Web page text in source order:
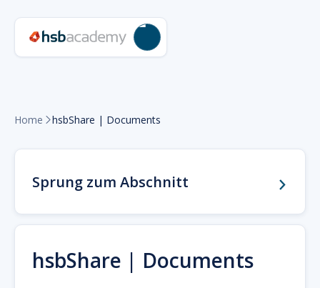
Home hsbShare | Documents
Sprung zum Abschnitt
hsbShare | Documents